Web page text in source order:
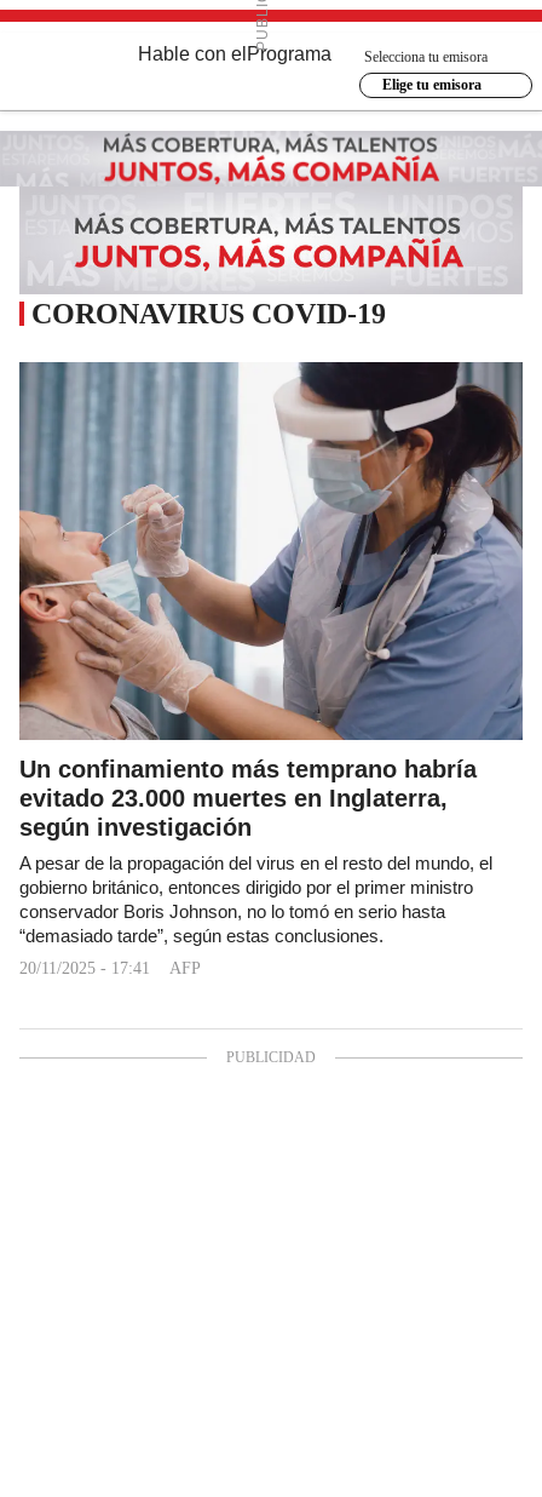
Hable con el Programa
Selecciona tu emisora
Elige tu emisora
CORONAVIRUS COVID-19
Un confinamiento más temprano habría
evitado 23.000 muertes en Inglaterra,
según investigación
A pesar de la propagación del virus en el resto del mundo, el
gobierno británico, entonces dirigido por el primer ministro
conservador Boris Johnson, no lo tomó en serio hasta
“demasiado tarde”, según estas conclusiones.
20/11/2025 - 17:41 AFP